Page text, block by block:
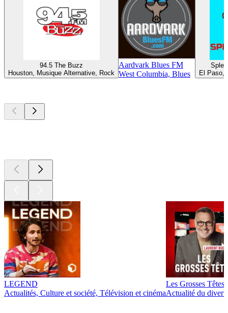
94.5 The Buzz
Houston, Musique Alternative, Rock
Aardvark Blues FM
West Columbia, Blues
El Paso,
LEGEND
Actualités, Culture et société, Télévision et cinéma
Les Grosses Têtes
Actualité du